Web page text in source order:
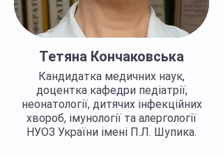
Тетяна Кончаковська
Кандидатка медичних наук,
доцентка кафедри педіатрії,
неонатології, дитячих інфекційних
хвороб, імунології та алергології
НУОЗ України імені П.Л. Шупика.